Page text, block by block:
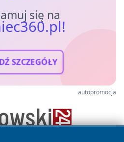
się na
SZCZEGÓŁY
autopromocja